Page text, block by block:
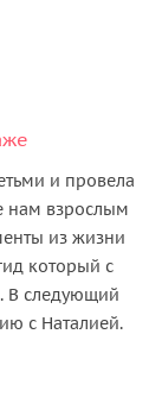
и провела
нам взрослым
из жизни
который с
В следующий
с Наталией.